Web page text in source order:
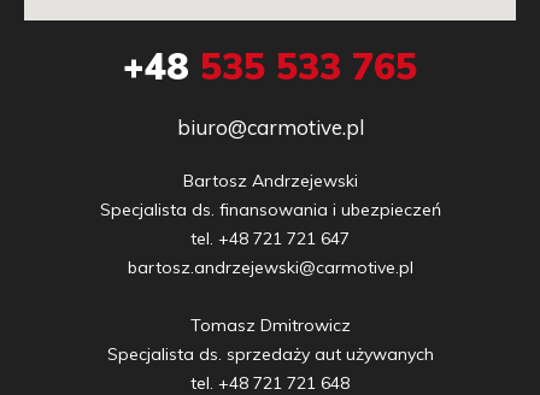
+48 535 533 765
biuro@carmotive.pl
Bartosz Andrzejewski
Specjalista ds. finansowania i ubezpieczeń
tel. +48 721 721 647
bartosz.andrzejewski@carmotive.pl
Tomasz Dmitrowicz
Specjalista ds. sprzedaży aut używanych
tel. +48 721 721 648